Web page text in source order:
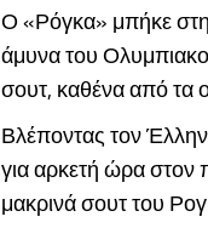
Ο «Ρόγκα» μπήκε
άμυνα του
σουτ, καθένα από τα
Βλέποντας τον
για αρκετή ώρα στον
μακρινά σουτ του